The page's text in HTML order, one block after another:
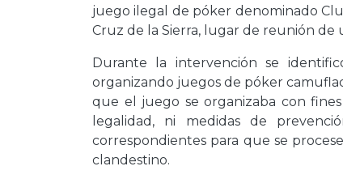
juego ilegal de póker denominado
Cruz de la Sierra, lugar de reunión de
Durante la intervención se
organizando juegos de póker
que el juego se organizaba con
legalidad, ni medidas de
correspondientes para que se
clandestino.